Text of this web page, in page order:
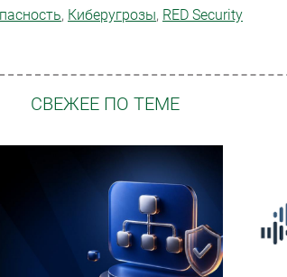
, Киберугрозы, RED Security
СВЕЖЕЕ ПО ТЕМЕ